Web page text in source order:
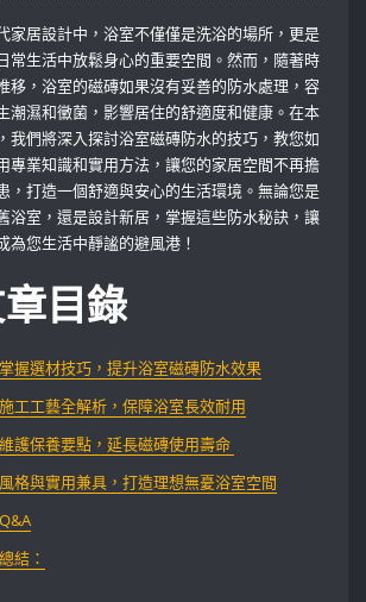
家居設計中，浴室不僅僅是洗浴的場所，更是
常生活中放鬆身心的重要空間。然而，隨著時
移，浴室的磁磚如果沒有妥善的防水處理，容
潮濕和黴菌，影響居住的舒適度和健康。在本
我們將深入探討浴室磁磚防水的技巧，教您如
專業知識和實用方法，讓您的家居空間不再擔
，打造一個舒適與安心的生活環境。無論您是
浴室，還是設計新居，掌握這些防水秘訣，讓
為您生活中靜謐的避風港！
目錄
掌握選材技巧，提升浴室磁磚防水效果
施工工藝全解析，保障浴室長效耐用
維護保養要點，延長磁磚使用壽命 ‌
風格與實用兼具，打造理想無憂浴室空間
Q&A
總結：